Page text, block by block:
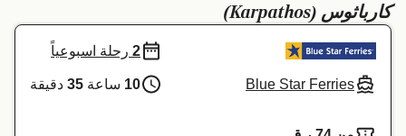
Norge
Indonesia
Maroc (FR)
كارباثوس (Karpathos)
Blue Star Ferries
2 رحلة اسبوعياً
10 ساعة 35 دقيقة